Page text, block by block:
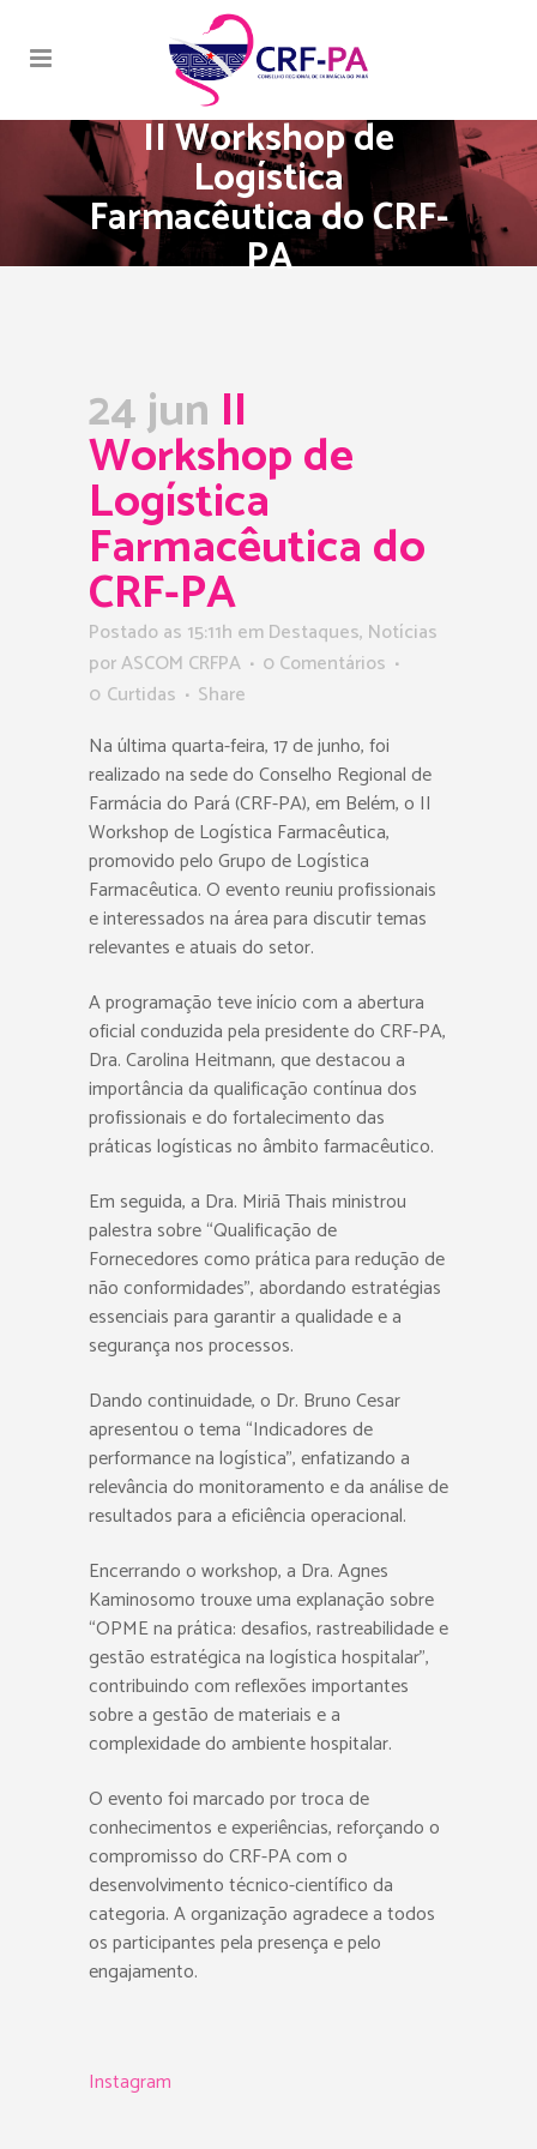
II Workshop de
Logística
Farmacêutica do CRF-
PA
24 jun II
Workshop de
Logística
Farmacêutica do
CRF-PA
Postado as 15:11h emDestaques, Notícias
porASCOM CRFPA
0 Comentários
0 Curtidas
Share
Na última quarta-feira, 17 de junho, foi
realizado na sede do Conselho Regional de
Farmácia do Pará (CRF-PA), em Belém, o II
Workshop de Logística Farmacêutica,
promovido pelo Grupo de Logística
Farmacêutica. O evento reuniu profissionais
e interessados na área para discutir temas
relevantes e atuais do setor.
A programação teve início com a abertura
oficial conduzida pela presidente do CRF-PA,
Dra. Carolina Heitmann, que destacou a
importância da qualificação contínua dos
profissionais e do fortalecimento das
práticas logísticas no âmbito farmacêutico.
Em seguida, a Dra. Miriã Thais ministrou
palestra sobre “Qualificação de
Fornecedores como prática para redução de
não conformidades”, abordando estratégias
essenciais para garantir a qualidade e a
segurança nos processos.
Dando continuidade, o Dr. Bruno Cesar
apresentou o tema “Indicadores de
performance na logística”, enfatizando a
relevância do monitoramento e da análise de
resultados para a eficiência operacional.
Encerrando o workshop, a Dra. Agnes
Kaminosomo trouxe uma explanação sobre
“OPME na prática: desafios, rastreabilidade e
gestão estratégica na logística hospitalar”,
contribuindo com reflexões importantes
sobre a gestão de materiais e a
complexidade do ambiente hospitalar.
O evento foi marcado por troca de
conhecimentos e experiências, reforçando o
compromisso do CRF-PA com o
desenvolvimento técnico-científico da
categoria. A organização agradece a todos
os participantes pela presença e pelo
engajamento.
Instagram